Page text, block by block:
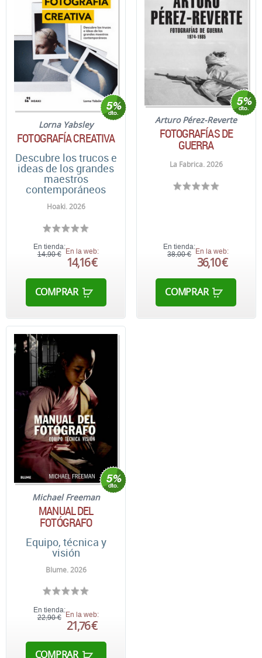
Lorna Yabsley
FOTOGRAFÍA CREATIVA
Descubre los trucos e
ideas de los grandes
maestros
contemporáneos
Hoaki. 2026
En tienda:
14,90 € En la web:
14,16 €
COMPRAR
Arturo Pérez-Reverte
FOTOGRAFÍAS DE
GUERRA
La Fabrica. 2026
En tienda:
38,00 €
En la web:
36,10 €
COMPRAR
Michael Freeman
MANUAL DEL
FOTÓGRAFO
Equipo, técnica y
visión
Blume. 2026
En tienda:
22,90 € En la web:
21,76 €
COMPRAR